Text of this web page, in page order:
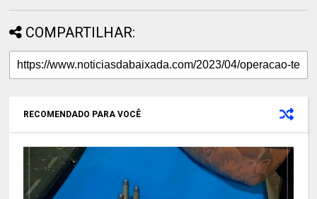
COMPARTILHAR:
RECOMENDADO PARA VOCÊ